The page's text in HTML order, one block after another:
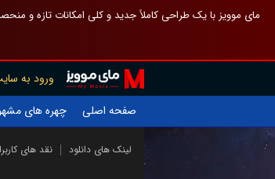
مای موویز با یک طراحی کاملاً جدید و کلی امکانات تازه و
ورود به
صفحه اصلی
چهره های
لینک های دانلود نقد های